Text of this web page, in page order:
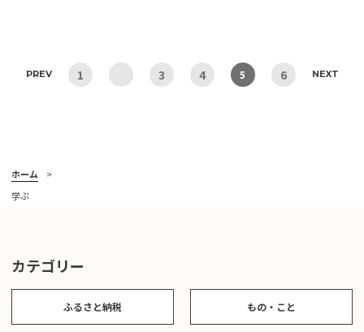
PREV 1 3 4 5 6 NEXT
ホーム
学ぶ
カテゴリー
ふるさと納税 もの・こと